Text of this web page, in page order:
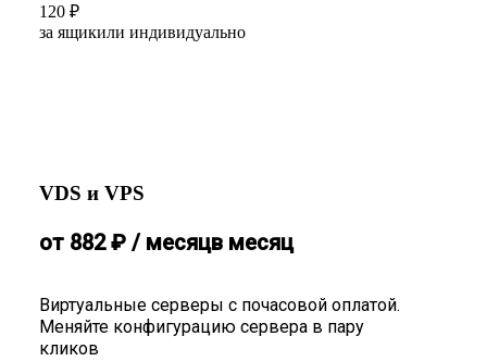
120 ₽
за ящикили индивидуально
VDS и VPS
Виртуальные серверы с почасовой оплатой.
Меняйте конфигурацию сервера в пару
кликов
от 882₽ / месяцв месяц